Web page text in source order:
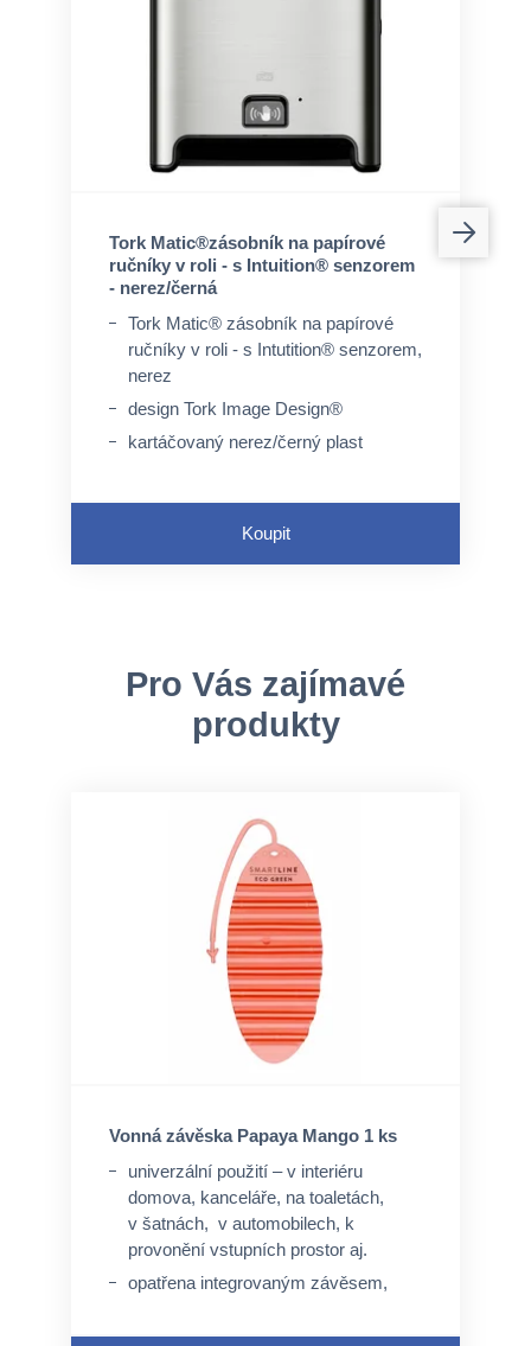
Tork Matic®zásobník na papírové
ručníky v roli - s Intuition® senzorem
- nerez/černá
Tork Matic® zásobník na papírové
ručníky v roli - s Intutition® senzorem,
nerez
design Tork Image Design®
kartáčovaný nerez/černý plast
Koupit
Pro Vás zajímavé
produkty
Vonná závěska Papaya Mango 1 ks
univerzální použití – v interiéru
domova, kanceláře, na toaletách,
v šatnách, v automobilech, k
provonění vstupních prostor aj.
opatřena integrovaným závěsem,
využít perforovaný otvor a pružný